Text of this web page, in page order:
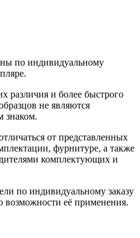
по индивидуальному
различия и более быстрого
не являются
знаком.
от представленных
фурнитуре, а также
комплектующих и
по индивидуальному заказу
возможности её применения.